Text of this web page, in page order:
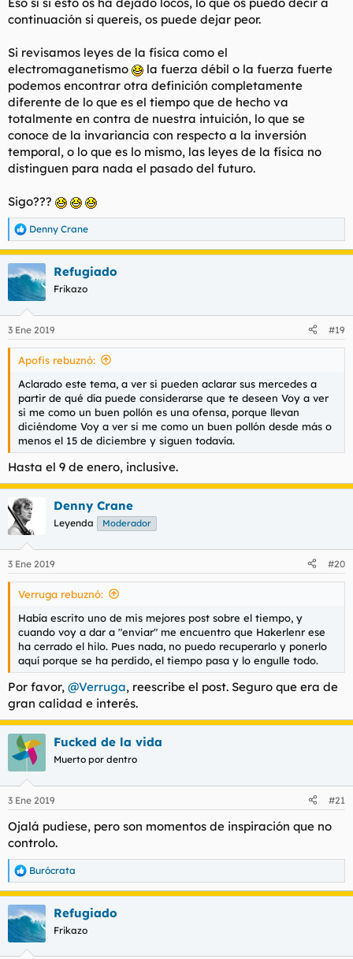
continuación si quereis, os puede dejar peor.
Si revisamos leyes de la física como el
electromaganetismo
la fuerza débil o la fuerza fuerte
podemos encontrar otra definición completamente
diferente de lo que es el tiempo que de hecho va
totalmente en contra de nuestra intuición, lo que se
conoce de la invariancia con respecto a la inversión
temporal, o lo que es lo mismo, las leyes de la física no
distinguen para nada el pasado del futuro.
Sigo???
R
e
a
c
i
e
s
Denny Crane
Refugiado
Frikazo
3 Ene 2019 #19
Apofis rebuznó:
Aclarado este tema, a ver si pueden aclarar sus mercedes a
partir de qué día puede considerarse que te deseen Voy a ver
si me como un buen pollón es una ofensa, porque llevan
diciéndome Voy a ver si me como un buen pollón desde más o
menos el 15 de diciembre y siguen todavía.
Hasta el 9 de enero, inclusive.
Denny Crane
Leyenda Moderador
3 Ene 2019 #20
Verruga rebuznó:
Había escrito uno de mis mejores post sobre el tiempo, y
cuando voy a dar a "enviar" me encuentro que Hakerlenr ese
ha cerrado el hilo. Pues nada, no puedo recuperarlo y ponerlo
aquí porque se ha perdido, el tiempo pasa y lo engulle todo.
Por favor, @Verruga, reescribe el post. Seguro que era de
gran calidad e interés.
Fucked de la vida
Muerto por dentro
3 Ene 2019 #21
Ojalá pudiese, pero son momentos de inspiración que no
controlo.
R
e
a
c
i
Burócrata
Refugiado
Frikazo